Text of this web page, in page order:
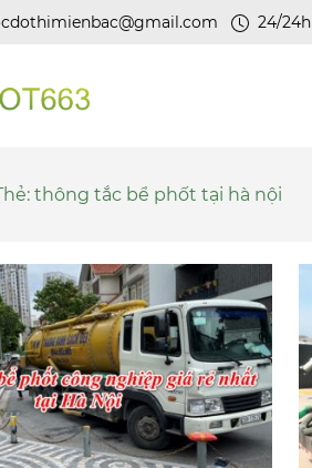
24/24h
thông tắc bể phốt tại hà nội